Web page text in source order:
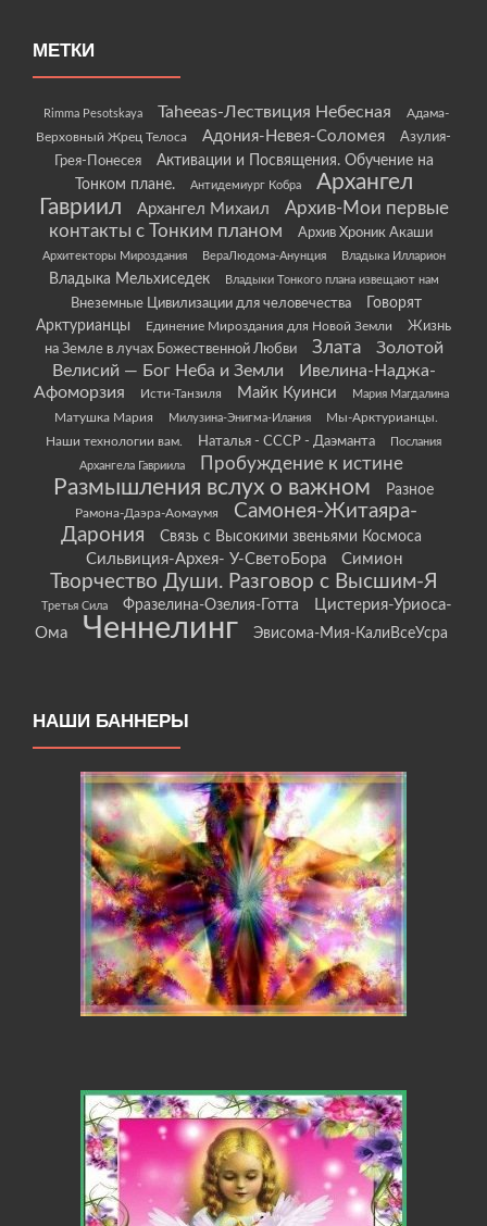
МЕТКИ
Rimma Pesotskaya Taheeas-Лествиция Небесная
Адама-
Верховный Жрец Телоса
Адония-Невея-Соломея
Азулия-
Грея-Понесея
Активации и Посвящения. Обучение на
Тонком плане.
Антидемиург Кобра
Архангел
Гавриил
Архангел Михаил
Архив-Мои первые
контакты с Тонким планом
Архив Хроник Акаши
Архитекторы Мироздания ВераЛюдома-Анунция Владыка Илларион
Владыка Мельхиседек Владыки Тонкого плана извещают нам
Внеземные Цивилизации для человечества
Говорят
Арктурианцы
Единение Мироздания для Новой Земли
Жизнь
на Земле в лучах Божественной Любви
Злата
Золотой
Велисий — Бог Неба и Земли
Ивелина-Наджа-
Афоморзия
Исти-Танзиля Майк Куинси Мария Магдалина
Матушка Мария Милузина-Энигма-Илания
Мы-Арктурианцы.
Наши технологии вам.
Наталья - СССР - Даэманта
Послания
Архангела Гавриила
Пробуждение к истине
Размышления вслух о важном Разное
Рамона-Даэра-Аомаумя
Самонея-Житаяра-
Дарония
Связь с Высокими звеньями Космоса
Сильвиция-Архея- У-СветоБора Симион
Творчество Души. Разговор с Высшим-Я
Третья Сила Фразелина-Озелия-Готта
Цистерия-Уриоса-
Ома
Ченнелинг Эвисома-Мия-КалиВсеУсра
НАШИ БАННЕРЫ